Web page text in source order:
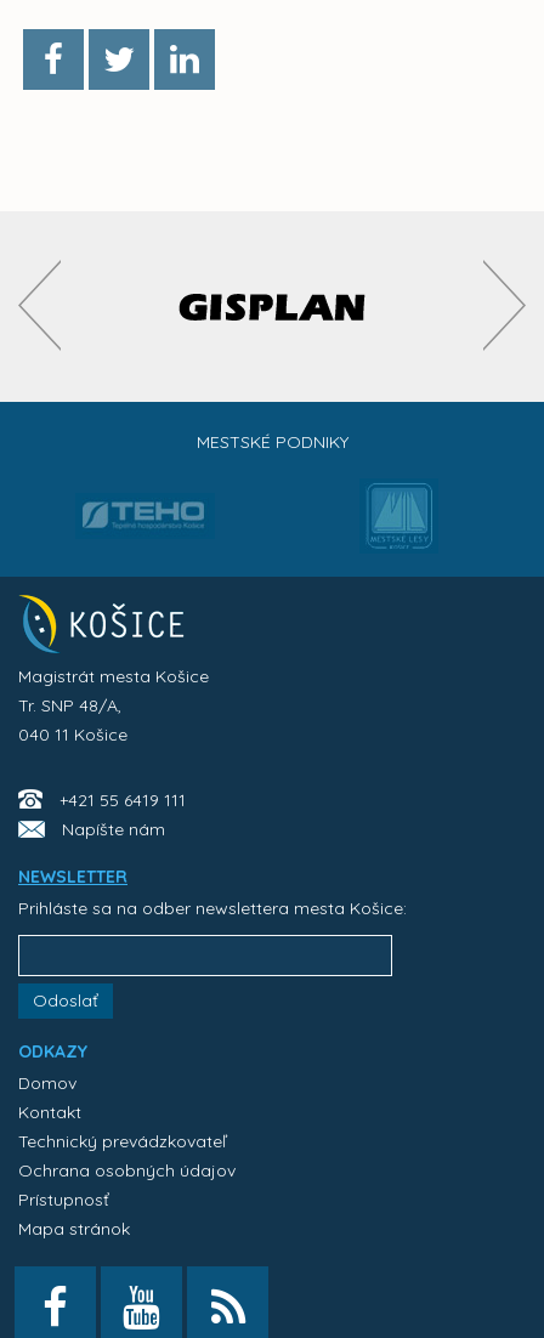
MESTSKÉ PODNIKY
Magistrát mesta Košice
Tr. SNP 48/A,
040 11 Košice
+421 55 6419 111
Napíšte nám
NEWSLETTER
Prihláste sa na odber newslettera mesta Košice:
Odoslať
ODKAZY
Domov
Kontakt
Technický prevádzkovateľ
Ochrana osobných údajov
Prístupnosť
Mapa stránok